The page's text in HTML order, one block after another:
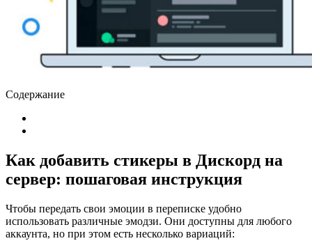
Содержание
Как добавить стикеры в Дискорд на
сервер: пошаговая инструкция
Чтобы передать свои эмоции в переписке удобно
использовать различные эмодзи. Они доступны для любого
аккаунта, но при этом есть несколько вариаций: